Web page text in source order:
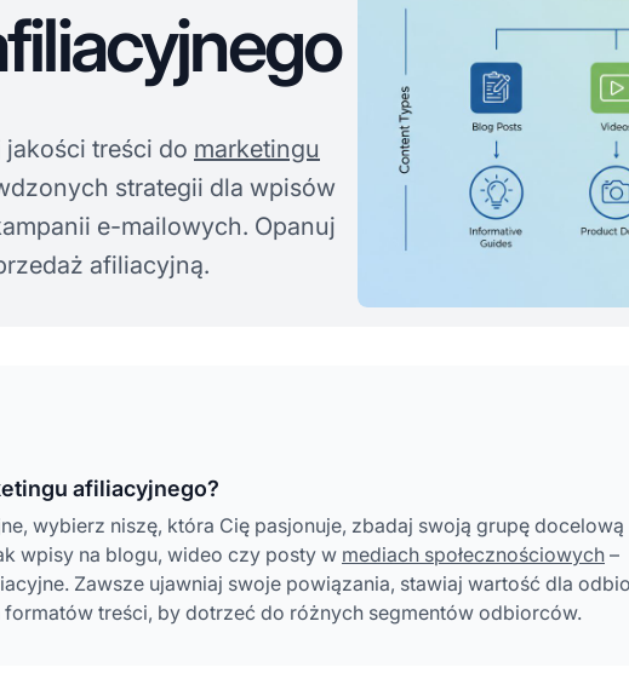
treści do marketingu
strategii dla wpisów
e-mailowych. Opanuj
afiliacyjną.
afiliacyjnego?
wybierz niszę, która Cię pasjonuje, zbadaj swoją grupę docelową
wpisy na blogu, wideo czy posty w mediach społecznościowych –
Zawsze ujawniaj swoje powiązania, stawiaj wartość dla
treści, by dotrzeć do różnych segmentów odbiorców.